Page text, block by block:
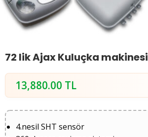
72 lik Ajax Kuluçka makinesi
13,880.00 TL
4.nesil SHT sensör